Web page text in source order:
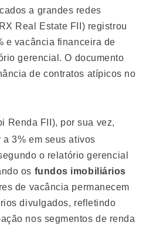
a grandes redes
Real Estate FII) registrou
e vacância financeira de
gerencial. O documento
de contratos atípicos no
Renda FII), por sua vez,
3% em seus ativos
o relatório gerencial
os fundos imobiliários
de vacância permanecem
divulgados, refletindo
nos segmentos de renda